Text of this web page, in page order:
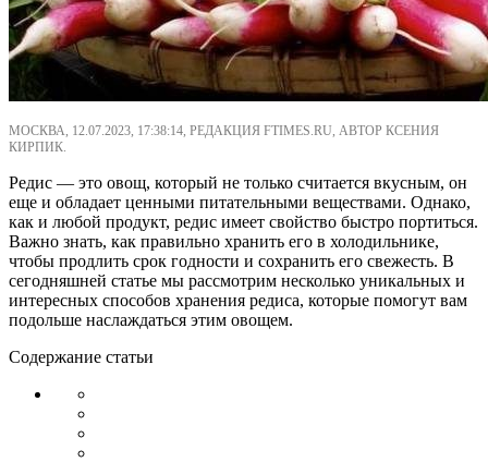
МОСКВА, 12.07.2023, 17:38:14, РЕДАКЦИЯ FTIMES.RU, АВТОР КСЕНИЯ
КИРПИК.
Редис — это овощ, который не только считается вкусным, он
еще и обладает ценными питательными веществами. Однако,
как и любой продукт, редис имеет свойство быстро портиться.
Важно знать, как правильно хранить его в холодильнике,
чтобы продлить срок годности и сохранить его свежесть. В
сегодняшней статье мы рассмотрим несколько уникальных и
интересных способов хранения редиса, которые помогут вам
подольше наслаждаться этим овощем.
Содержание статьи